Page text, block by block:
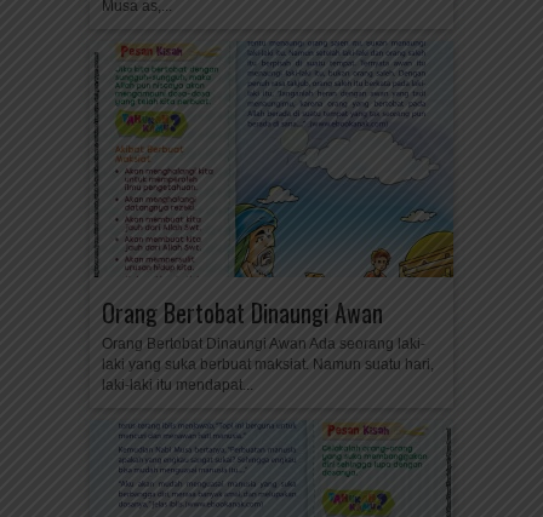
Musa as,...
Orang Bertobat Dinaungi Awan
Orang Bertobat Dinaungi Awan Ada seorang laki-
laki yang suka berbuat maksiat. Namun suatu hari,
laki-laki itu mendapat...